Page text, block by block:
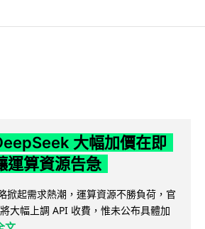
大幅加價在即
運算資源告急
掀起需求熱潮，運算資源不勝負荷，官
大幅上調 API 收費，惟未公布具體加